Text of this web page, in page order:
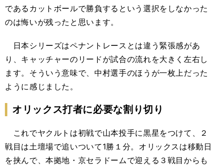
であるカットボールで勝負するという選択をしなかった
のは悔いが残ったと思います。
日本シリーズはペナントレースとは違う緊張感があ
り、キャッチャーのリードが試合の流れを大きく左右し
ます。そういう意味で、中村選手のほうが一枚上だった
ように感じました。
オリックス打者に必要な割り切り
これでヤクルトは初戦で山本投手に黒星をつけて、２
戦目は土壇場で追いついて1勝１分。オリックスは移動日
を挟んで、本拠地・京セラドームで迎える３戦目からも